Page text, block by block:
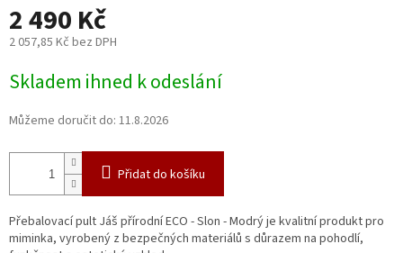
2 490 Kč
2 057,85 Kč bez DPH
cena:
Skladem ihned k odeslání
Můžeme doručit do: 11.8.2026
Přidat do košíku
Přebalovací pult Jáš přírodní ECO - Slon - Modrý je kvalitní produkt pro
miminka, vyrobený z bezpečných materiálů s důrazem na pohodlí,